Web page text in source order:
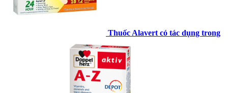
Thuốc Alavert có tác dụng trong